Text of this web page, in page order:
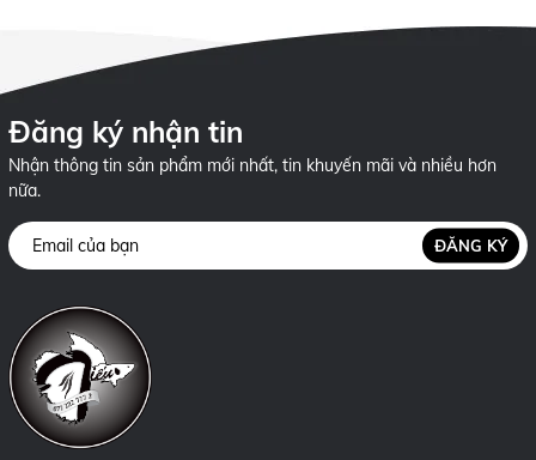
Đăng ký nhận tin
Nhận thông tin sản phẩm mới nhất, tin khuyến mãi và nhiều hơn
nữa.
ĐĂNG KÝ